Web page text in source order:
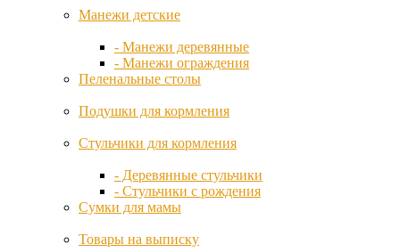
Lindam
Lorena
Canals
Mamas&Papas
Mima
Miniland
Манежи детские
- Манежи деревянные
- Манежи ограждения
Пеленальные столы
Подушки для кормления
Стульчики для кормления
- Деревянные стульчики
- Стульчики с рождения
Сумки для мамы
Товары на выписку